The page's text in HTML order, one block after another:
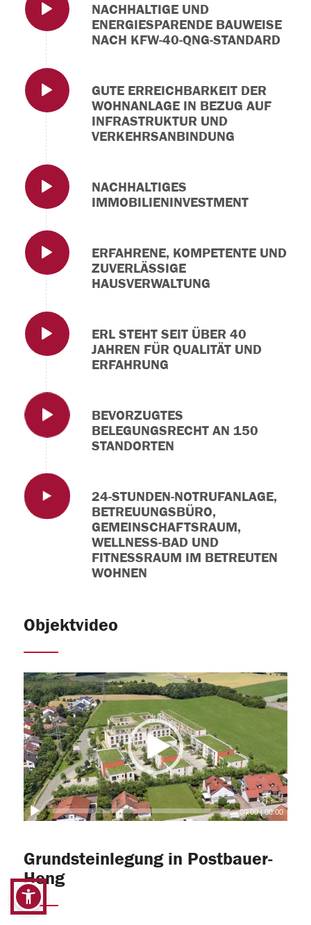
NACHHALTIGE UND
ENERGIESPARENDE BAUWEISE
NACH KFW-40-QNG-STANDARD
GUTE ERREICHBARKEIT DER
WOHNANLAGE IN BEZUG AUF
INFRASTRUKTUR UND
VERKEHRSANBINDUNG
NACHHALTIGES
IMMOBILIENINVESTMENT
ERFAHRENE, KOMPETENTE UND
ZUVERLÄSSIGE
HAUSVERWALTUNG
ERL STEHT SEIT ÜBER 40
JAHREN FÜR QUALITÄT UND
ERFAHRUNG
BEVORZUGTES
BELEGUNGSRECHT AN 150
STANDORTEN
24-STUNDEN-NOTRUFANLAGE,
BETREUUNGSBÜRO,
GEMEINSCHAFTSRAUM,
WELLNESS-BAD UND
FITNESSRAUM IM BETREUTEN
WOHNEN
Objektvideo
00:00|00:00
Grundsteinlegung in Postbauer-
Heng